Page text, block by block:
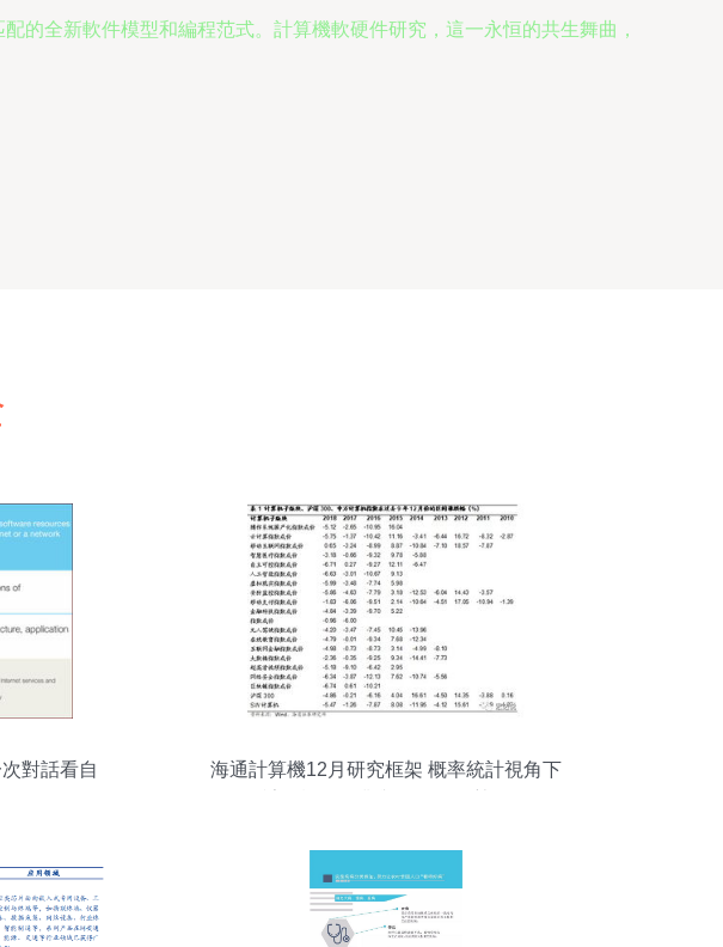
的全新軟件模型和編程范式。計算機軟硬件研究，這一永恒的共生舞曲，
對話看自
海通計算機12月研究框架 概率統計視角下